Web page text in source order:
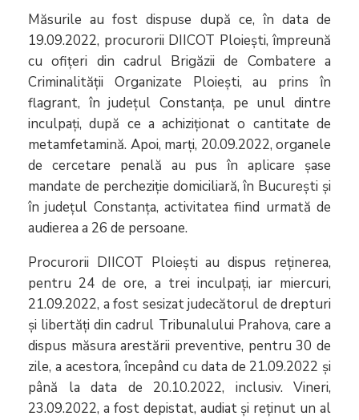
Măsurile au fost dispuse după ce, în data de
19.09.2022, procurorii DIICOT Ploiești, împreună
cu ofițeri din cadrul Brigăzii de Combatere a
Criminalității Organizate Ploiești, au prins în
flagrant, în județul Constanța, pe unul dintre
inculpați, după ce a achiziționat o cantitate de
metamfetamină. Apoi, marți, 20.09.2022, organele
de cercetare penală au pus în aplicare șase
mandate de percheziție domiciliară, în București și
în județul Constanța, activitatea fiind urmată de
audierea a 26 de persoane.
Procurorii DIICOT Ploiești au dispus reținerea,
pentru 24 de ore, a trei inculpați, iar miercuri,
21.09.2022, a fost sesizat judecătorul de drepturi
și libertăți din cadrul Tribunalului Prahova, care a
dispus măsura arestării preventive, pentru 30 de
zile, a acestora, începând cu data de 21.09.2022 şi
până la data de 20.10.2022, inclusiv. Vineri,
23.09.2022, a fost depistat, audiat și reținut un al